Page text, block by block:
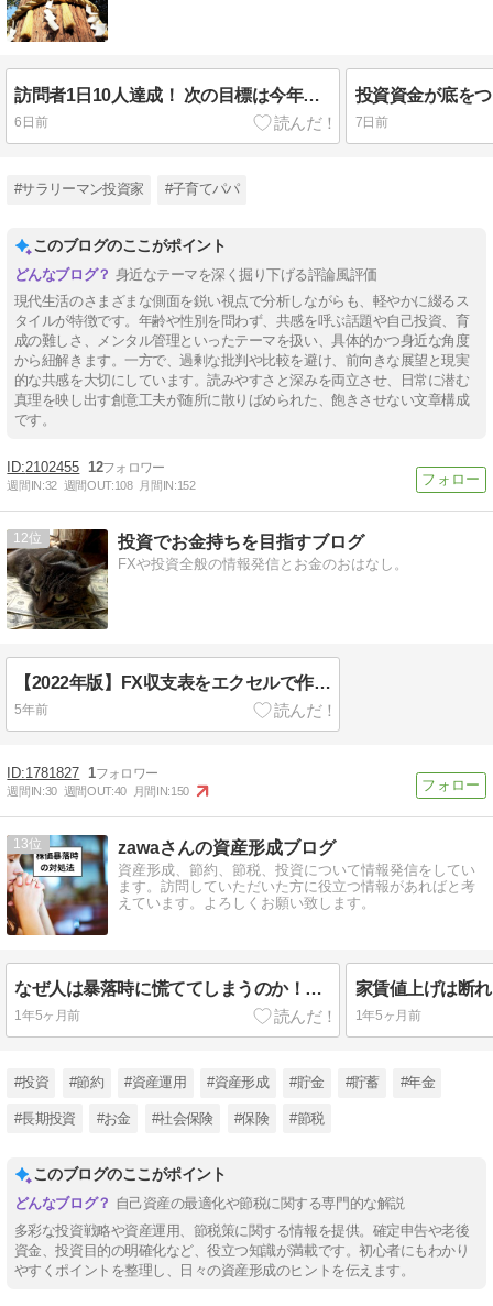
訪問者1日10人達成！ 次の目標は今年中に1万人
6日前
投資資金が底を
7日前
#サラリーマン投資家 #子育てパパ
このブログのここがポイント
身近なテーマを深く掘り下げる評論風評価
現代生活のさまざまな側面を鋭い視点で分析しながらも、軽やかに綴るス
タイルが特徴です。年齢や性別を問わず、共感を呼ぶ話題や自己投資、育
成の難しさ、メンタル管理といったテーマを扱い、具体的かつ身近な角度
から紐解きます。一方で、過剰な批判や比較を避け、前向きな展望と現実
的な共感を大切にしています。読みやすさと深みを両立させ、日常に潜む
真理を映し出す創意工夫が随所に散りばめられた、飽きさせない文章構成
です。
2102455 12
週間IN:32 週間OUT:108 月間IN:152
12 投資でお金持ちを目指すブログ
FXや投資全般の情報発信とお金のおはなし。
【2022年版】FX収支表をエクセルで作りました！
5年前
1781827 1
週間IN:30 週間OUT:40 月間IN:150
13 zawaさんの資産形成ブログ
資産形成、節約、節税、投資について情報発信をしてい
ます。訪問していただいた方に役立つ情報があればと考
えています。よろしくお願い致します。
なぜ人は暴落時に慌ててしまうのか！株価暴落時の対処法
1年5ヶ月前 1年5ヶ月前
#投資 #節約 #資産運用 #資産形成 #貯金 #貯蓄 #年金
#長期投資 #お金 #社会保険 #保険 #節税
このブログのここがポイント
自己資産の最適化や節税に関する専門的な解説
多彩な投資戦略や資産運用、節税策に関する情報を提供。確定申告や老後
資金、投資目的の明確化など、役立つ知識が満載です。初心者にもわかり
やすくポイントを整理し、日々の資産形成のヒントを伝えます。